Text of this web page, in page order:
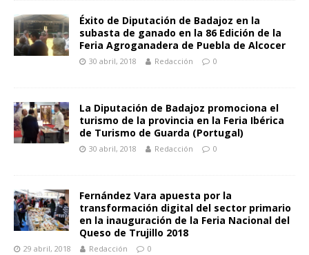
Éxito de Diputación de Badajoz en la
subasta de ganado en la 86 Edición de la
Feria Agroganadera de Puebla de Alcocer
30 abril, 2018 Redacción 0
La Diputación de Badajoz promociona el
turismo de la provincia en la Feria Ibérica
de Turismo de Guarda (Portugal)
30 abril, 2018 Redacción 0
Fernández Vara apuesta por la
transformación digital del sector primario
en la inauguración de la Feria Nacional del
Queso de Trujillo 2018
29 abril, 2018 Redacción 0